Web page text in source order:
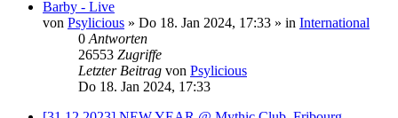
Barby - Live
von Psylicious » Do 18. Jan 2024, 17:33 » in International
0 Antworten
26553 Zugriffe
Letzter Beitrag von Psylicious
Do 18. Jan 2024, 17:33